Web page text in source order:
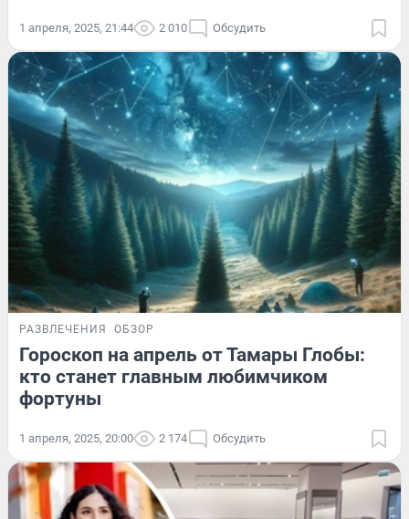
1 апреля, 2025, 21:44 2 010 Обсудить
РАЗВЛЕЧЕНИЯ ОБЗОР
Гороскоп на апрель от Тамары Глобы:
кто станет главным любимчиком
фортуны
1 апреля, 2025, 20:00 2 174 Обсудить